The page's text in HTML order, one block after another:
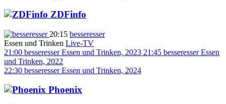
ZDFinfo
20:15 besseresser
Essen und Trinken Live-TV
21:00 besseresser Essen und Trinken, 2023 21:45 besseresser Essen
und Trinken, 2022
22:30 besseresser Essen und Trinken, 2024
Phoenix